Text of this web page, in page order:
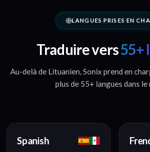
LANGUES PRISES EN
Traduire vers55+
Au-delà de Lituanien, Sonix prend en
plus de 55+ langues dans le
Spanish